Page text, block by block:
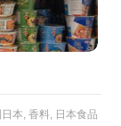
本, 香料, 日本食品